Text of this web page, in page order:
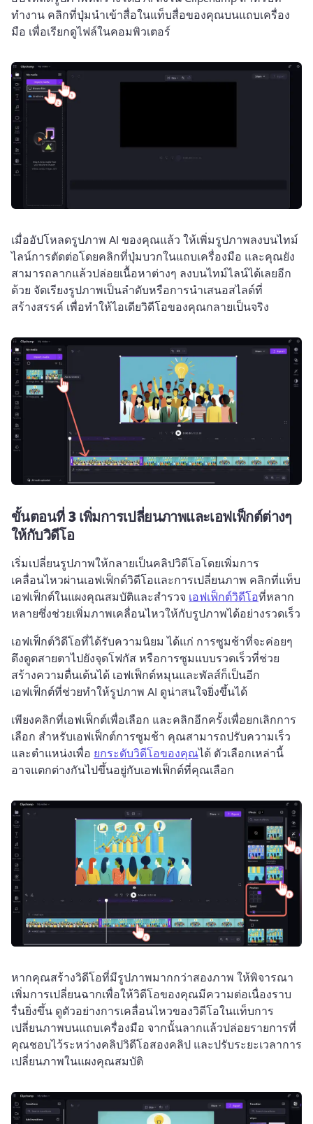
ทำงาน คลิกที่ปุ่มนำเข้าสื่อในแท็บสื่อของคุณบนแถบเครื่อง
มือ เพื่อเรียกดูไฟล์ในคอมพิวเตอร์
เมื่ออัปโหลดรูปภาพ AI ของคุณแล้ว ให้เพิ่มรูปภาพลงบนไทม์
ไลน์การตัดต่อโดยคลิกที่ปุ่มบวกในแถบเครื่องมือ และคุณยัง
สามารถลากแล้วปล่อยเนื้อหาต่างๆ ลงบนไทม์ไลน์ได้เลยอีก
ด้วย จัดเรียงรูปภาพเป็นลำดับหรือการนำเสนอสไลด์ที่
สร้างสรรค์ เพื่อทำให้ไอเดียวิดีโอของคุณกลายเป็นจริง
ขั้นตอนที่ 3เพิ่มการเปลี่ยนภาพและเอฟเฟ็กต์ต่างๆ
ให้กับวิดีโอ
เริ่มเปลี่ยนรูปภาพให้กลายเป็นคลิปวิดีโอโดยเพิ่มการ
เคลื่อนไหวผ่านเอฟเฟ็กต์วิดีโอและการเปลี่ยนภาพ คลิกที่แท็บ
เอฟเฟ็กต์ในแผงคุณสมบัติและสำรวจ เอฟเฟ็กต์วิดีโอที่หลาก
เอฟเฟ็กต์วิดีโอที่ได้รับความนิยม ได้แก่ การซูมช้าที่จะค่อยๆ
ดึงดูดสายตาไปยังจุดโฟกัส หรือการซูมแบบรวดเร็วที่ช่วย
สร้างความตื่นเต้นได้ เอฟเฟ็กต์หมุนและพัลส์ก็เป็นอีก
เอฟเฟ็กต์ที่ช่วยทำให้รูปภาพ AI ดูน่าสนใจยิ่งขึ้นได้
เพียงคลิกที่เอฟเฟ็กต์เพื่อเลือก และคลิกอีกครั้งเพื่อยกเลิกการ
เลือก สำหรับเอฟเฟ็กต์การซูมช้า คุณสามารถปรับความเร็ว
และตำแหน่งเพื่อ ยกระดับวิดีโอของคุณได้ ตัวเลือกเหล่านี้
อาจแตกต่างกันไปขึ้นอยู่กับเอฟเฟ็กต์ที่คุณเลือก
หากคุณสร้างวิดีโอที่มีรูปภาพมากกว่าสองภาพ ให้พิจารณา
เพิ่มการเปลี่ยนฉากเพื่อให้วิดีโอของคุณมีความต่อเนื่องราบ
รื่นยิ่งขึ้น ดูตัวอย่างการเคลื่อนไหวของวิดีโอในแท็บการ
เปลี่ยนภาพบนแถบเครื่องมือ จากนั้นลากแล้วปล่อยรายการที่
คุณชอบไว้ระหว่างคลิปวิดีโอสองคลิป และปรับระยะเวลาการ
เปลี่ยนภาพในแผงคุณสมบัติ